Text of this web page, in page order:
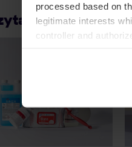
processed based on
legitimate interests
controller and
przy kawie: